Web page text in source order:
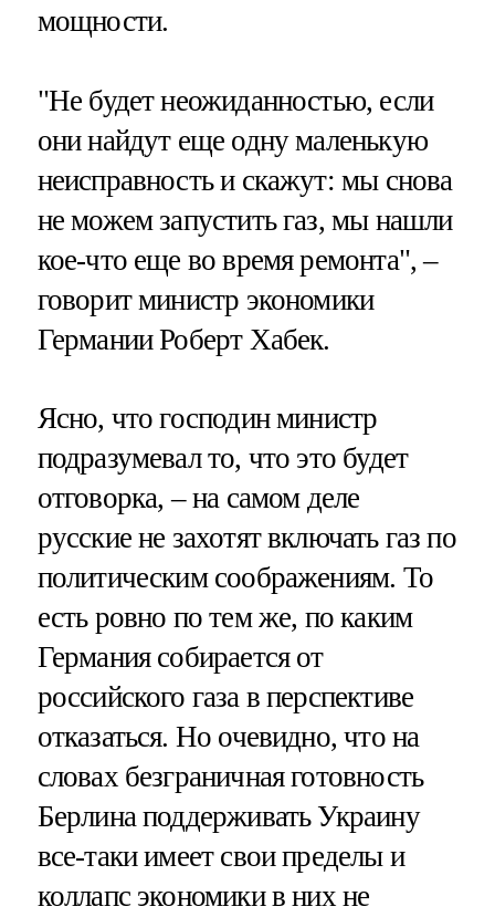
мощности.
"Не будет неожиданностью, если
они найдут еще одну маленькую
неисправность и скажут: мы снова
не можем запустить газ, мы нашли
кое-что еще во время ремонта", –
говорит министр экономики
Германии Роберт Хабек.
Ясно, что господин министр
подразумевал то, что это будет
отговорка, – на самом деле
русские не захотят включать газ по
политическим соображениям. То
есть ровно по тем же, по каким
Германия собирается от
российского газа в перспективе
отказаться. Но очевидно, что на
словах безграничная готовность
Берлина поддерживать Украину
все-таки имеет свои пределы и
коллапс экономики в них не